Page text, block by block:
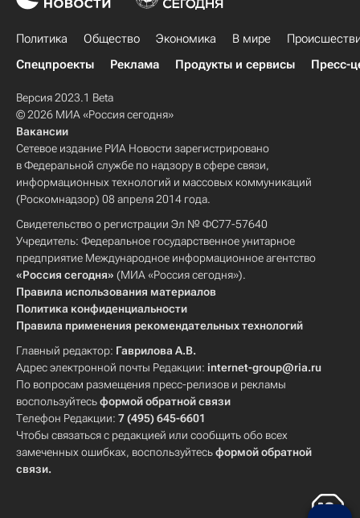
Политика Общество Экономика В мире
Спецпроекты
Реклама Продукты и сервисы Пресс-
Версия 2023.1 Beta
© 2026 МИА «Россия сегодня»
Вакансии
Сетевое издание РИА Новости зарегистрировано
в Федеральной службе по надзору в сфере связи,
информационных технологий и массовых коммуникаций
(Роскомнадзор) 08 апреля 2014 года.
Свидетельство о регистрации Эл № ФС77-57640
Учредитель: Федеральное государственное унитарное
предприятие Международное информационное агентство
«Россия сегодня» (МИА «Россия сегодня»).
Правила использования материалов
Политика конфиденциальности
Правила применения рекомендательных технологий
Главный редактор: Гаврилова А.В.
Адрес электронной почты Редакции: internet-group@ria.ru
По вопросам размещения пресс-релизов и рекламы
воспользуйтесьформой обратной связи
Телефон Редакции: 7 (495) 645-6601
Чтобы связаться с редакцией или сообщить обо всех
замеченных ошибках, воспользуйтесьформой обратной
связи.